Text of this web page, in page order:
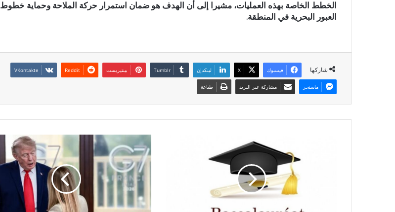
الخطط الخاصة بهذه العمليات، مشيرا إلى أن الهدف هو ضمان استمرار حركة الملاحة وحماية خطوط
العبور البحرية في المنطقة.
شاركها فيسبوك X لينكدإن بينتيريست
ماسنجر مشاركة عبر البريد طباعة